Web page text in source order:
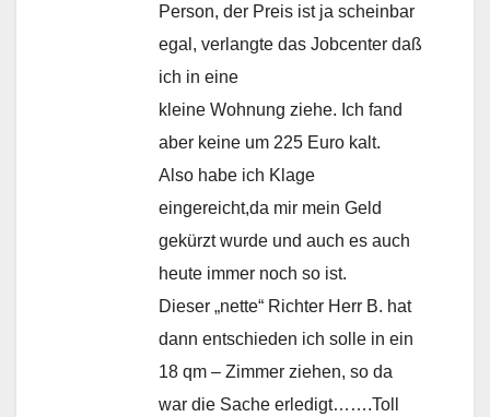
Person, der Preis ist ja scheinbar
egal, verlangte das Jobcenter daß
ich in eine
kleine Wohnung ziehe. Ich fand
aber keine um 225 Euro kalt.
Also habe ich Klage
eingereicht,da mir mein Geld
gekürzt wurde und auch es auch
heute immer noch so ist.
Dieser „nette“ Richter Herr B. hat
dann entschieden ich solle in ein
18 qm – Zimmer ziehen, so da
war die Sache erledigt…….Toll